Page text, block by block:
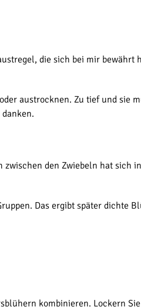
die sich bei mir
austrocknen. Zu tief und sie
den Zwiebeln hat sich
Das ergibt später dichte
kombinieren. Lockern